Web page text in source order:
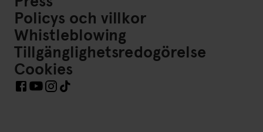
Policys och villkor
Whistleblowing
Tillgänglighetsredogörelse
Cookies